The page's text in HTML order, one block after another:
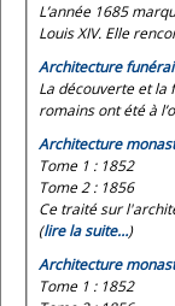
L’année 1685
Louis XIV. Elle
Architecture
La découverte et
romains ont été à
Architecture
Tome 1 : 1852
Tome 2 : 1856
Ce traité sur
(lire la suite…)
Architecture
Tome 1 : 1852